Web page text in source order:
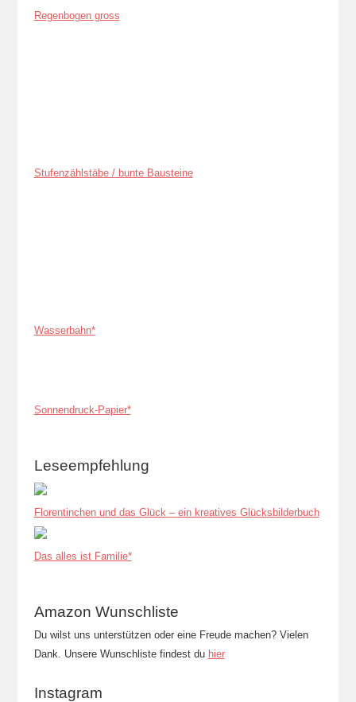
Regenbogen gross
Stufenzählstäbe / bunte Bausteine
Wasserbahn*
Sonnendruck-Papier*
Leseempfehlung
Florentinchen und das Glück – ein kreatives Glücksbilderbuch
Das alles ist Familie*
Amazon Wunschliste
Du wilst uns unterstützen oder eine Freude machen? Vielen
Dank. Unsere Wunschliste findest du hier
Instagram